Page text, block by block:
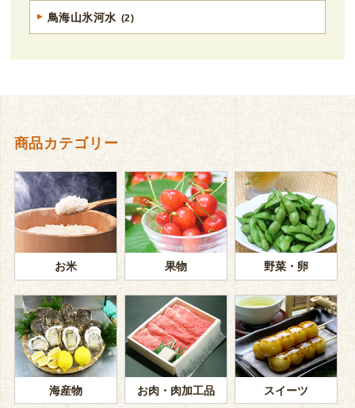
鳥海山氷河水 (2)
商品カテゴリー
お米 果物 野菜・卵
海産物 お肉・肉加工品 スイーツ